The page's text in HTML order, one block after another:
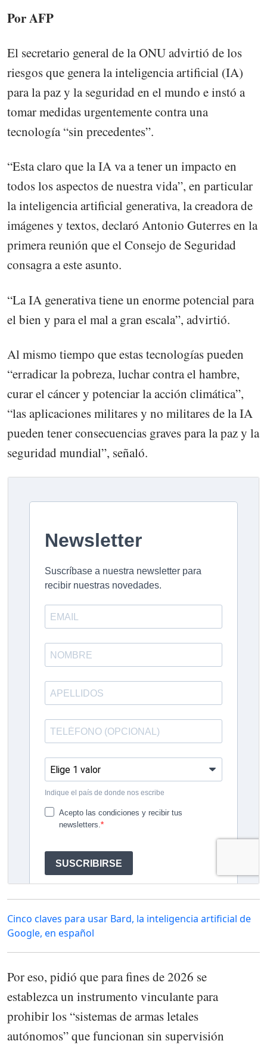
Por AFP
El secretario general de la ONU advirtió de los
riesgos que genera la inteligencia artificial (IA)
para la paz y la seguridad en el mundo e instó a
tomar medidas urgentemente contra una
tecnología “sin precedentes”.
“Esta claro que la IA va a tener un impacto en
todos los aspectos de nuestra vida”, en particular
la inteligencia artificial generativa, la creadora de
imágenes y textos, declaró Antonio Guterres en la
primera reunión que el Consejo de Seguridad
consagra a este asunto.
“La IA generativa tiene un enorme potencial para
el bien y para el mal a gran escala”, advirtió.
Al mismo tiempo que estas tecnologías pueden
“erradicar la pobreza, luchar contra el hambre,
curar el cáncer y potenciar la acción climática”,
“las aplicaciones militares y no militares de la IA
pueden tener consecuencias graves para la paz y la
seguridad mundial”, señaló.
Cinco claves para usar Bard, la inteligencia artificial de
Google, en español
Por eso, pidió que para fines de 2026 se
establezca un instrumento vinculante para
prohibir los “sistemas de armas letales
autónomos” que funcionan sin supervisión